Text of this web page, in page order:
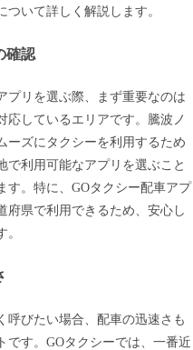
ついて詳しく解説します。
確認
プリを選ぶ際、まず重要なのは
応しているエリアです。騰波ノ
ーズにタクシーを利用するため
で利用可能なアプリを選ぶこと
す。特に、GOタクシー配車アプ
府県で利用できるため、安心し
。
呼びたい場合、配車の迅速さも
です。GOタクシーでは、一番近